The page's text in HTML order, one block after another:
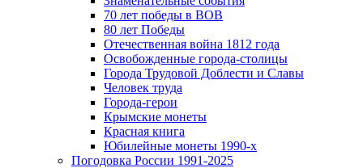
70 лет победы в ВОВ
80 лет Победы
Отечественная война 1812 года
Освобожденные города-столицы
Города Трудовой Доблести и Славы
Человек труда
Города-герои
Крымские монеты
Красная книга
Юбилейные монеты 1990-х
Погодовка России 1991-2025